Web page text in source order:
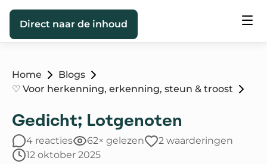
Direct naar de inhoud
Home
Blogs
♡ Voor herkenning, erkenning, steun & troost
Gedicht; Lotgenoten
4 reacties 62× gelezen
2 waarderingen
12 oktober 2025